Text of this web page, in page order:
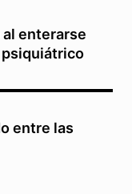
enterarse
psiquiátrico
entre las